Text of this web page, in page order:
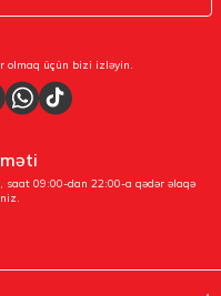
olmaq üçün bizi izləyin.
09:00-dan 22:00-a qədər əlaqə